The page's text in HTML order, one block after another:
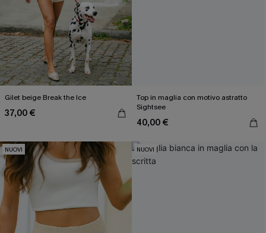
Gilet beige Break the Ice
37,00 €
Top in maglia con motivo astratto
Sightsee
40,00 €
NUOVI NUOVI